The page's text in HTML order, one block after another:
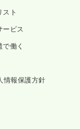
スト
ービス
働く
情報保護方針